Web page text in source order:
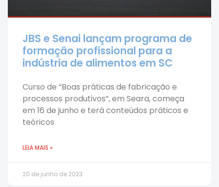
JBS e Senai lançam programa de
formação profissional para a
indústria de alimentos em SC
Curso de “Boas práticas de fabricação e
processos produtivos”, em Seara, começa
em 16 de junho e terá conteúdos práticos e
teóricos
LEIA MAIS »
20 de junho de 2023